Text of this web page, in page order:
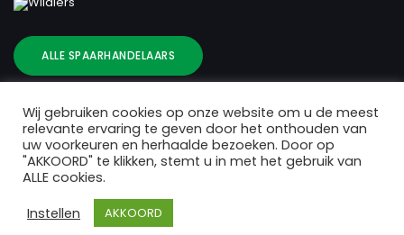
ALLE SPAARHANDELAARS
Copyright 2025 Gezinsbond Drongen
Wij gebruiken cookies op onze website om u de meest
relevante ervaring te geven door het onthouden van
uw voorkeuren en herhaalde bezoeken. Door op
"AKKOORD" te klikken, stemt u in met het gebruik van
ALLE cookies.
Instellen
AKKOORD